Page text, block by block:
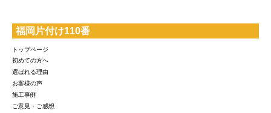
福岡片付け110番
トップページ
初めての方へ
選ばれる理由
お客様の声
施工事例
ご意見・ご感想